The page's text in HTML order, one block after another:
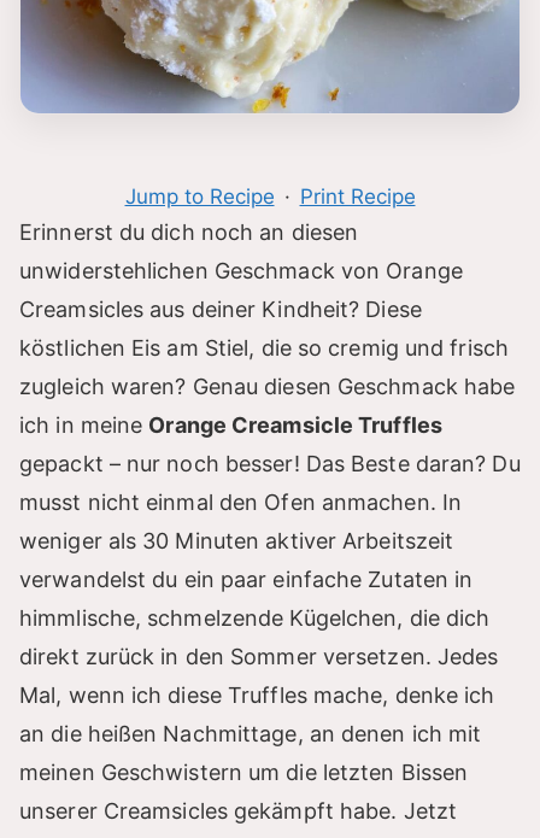
Jump to Recipe · Print Recipe
Erinnerst du dich noch an diesen
unwiderstehlichen Geschmack von Orange
Creamsicles aus deiner Kindheit? Diese
köstlichen Eis am Stiel, die so cremig und frisch
zugleich waren? Genau diesen Geschmack habe
ich in meine Orange Creamsicle Truffles
gepackt – nur noch besser! Das Beste daran? Du
musst nicht einmal den Ofen anmachen. In
weniger als 30 Minuten aktiver Arbeitszeit
verwandelst du ein paar einfache Zutaten in
himmlische, schmelzende Kügelchen, die dich
direkt zurück in den Sommer versetzen. Jedes
Mal, wenn ich diese Truffles mache, denke ich
an die heißen Nachmittage, an denen ich mit
meinen Geschwistern um die letzten Bissen
unserer Creamsicles gekämpft habe. Jetzt